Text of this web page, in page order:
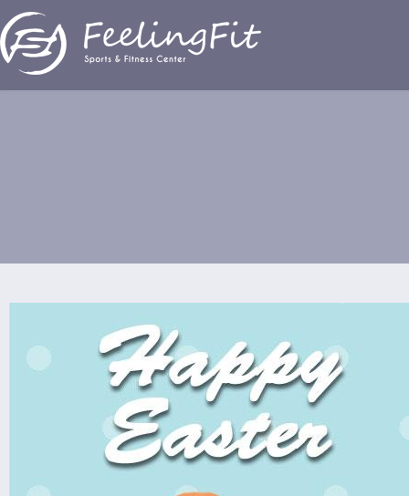
Παράκαμψη προς το κυρίως περιεχόμενο